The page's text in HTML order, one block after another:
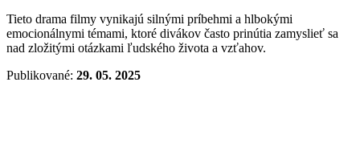
Tieto drama filmy vynikajú silnými príbehmi a hlbokými
emocionálnymi témami, ktoré divákov často prinútia zamyslieť sa
nad zložitými otázkami ľudského života a vzťahov.
Publikované: 29. 05. 2025